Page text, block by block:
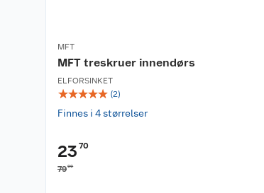
MFT
MFT treskruer innendørs
ELFORSINKET
☆☆☆☆☆ (2)
Finnes i 4 størrelser
23 70
7900